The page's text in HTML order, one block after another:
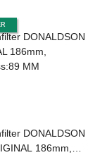
DONALDSON
186mm,